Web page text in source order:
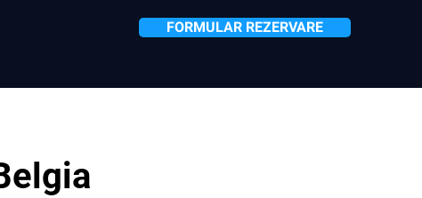
FORMULAR REZERVARE